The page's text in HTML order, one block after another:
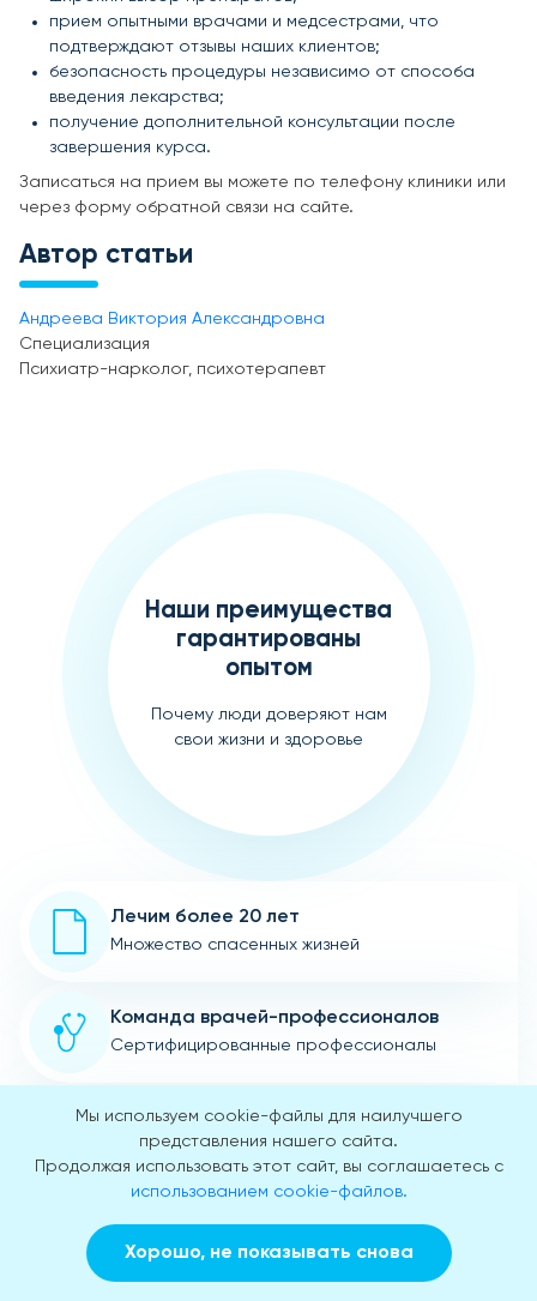
прием опытными врачами и медсестрами, что
подтверждают отзывы наших клиентов;
безопасность процедуры независимо от способа
введения лекарства;
получение дополнительной консультации после
завершения курса.
Записаться на прием вы можете по телефону клиники или
через форму обратной связи на сайте.
Автор статьи
Андреева Виктория Александровна
Специализация
Психиатр-нарколог, психотерапевт
Наши преимущества
гарантированы
опытом
Почему люди доверяют нам
свои жизни и здоровье
Лечим более 20 лет
Множество спасенных жизней
Команда врачей-профессионалов
Сертифицированные профессионалы
Интервенция для лечения
для мотивации к помощи
не передаем личные данные
Мы используем cookie-файлы для наилучшего
представления нашего сайта.
Продолжая использовать этот сайт, вы соглашаетесь с
использованием cookie-файлов.
Хорошо, не показывать снова
Заказать звонок Вызвать врача на дом